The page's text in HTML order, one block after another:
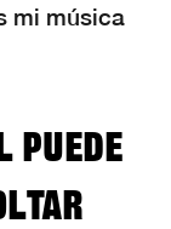
mi música
puede